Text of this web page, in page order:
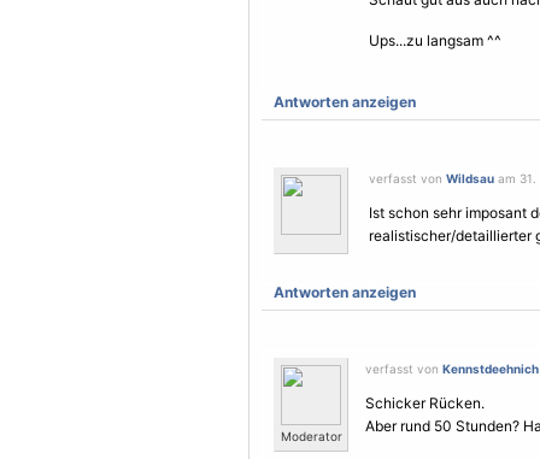
Ups...zu langsam ^^
Antworten anzeigen
verfasst von Wildsau am 31.
Ist schon sehr imposant
realistischer/detaillierter
Antworten anzeigen
Moderator
verfasst von Kennstdeehnich
Schicker Rücken.
Aber rund 50 Stunden?